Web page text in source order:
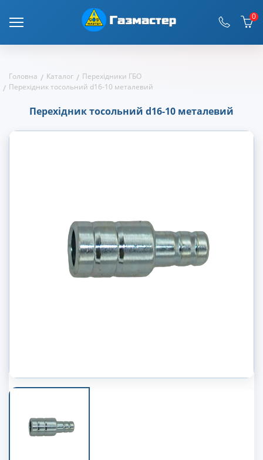
0
Головна Каталог
Перехідники ГБО
Перехідник тосольний d16-10 металевий
Перехідник тосольний d16-10 металевий